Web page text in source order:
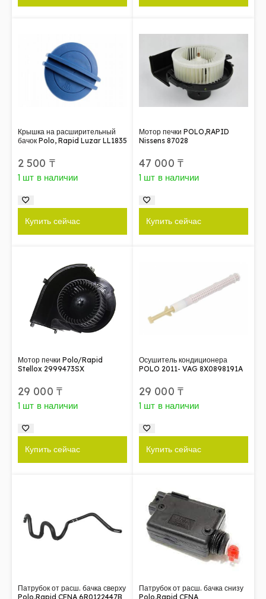
Крышка на расширительный
бачок Polo, Rapid Luzar LL1835
2 500 ₸
1 шт в наличии
Купить сейчас
Мотор печки POLO,RAPID
Nissens 87028
47 000 ₸
1 шт в наличии
Купить сейчас
Мотор печки Polo/Rapid
Stellox 2999473SX
29 000 ₸
1 шт в наличии
Купить сейчас
Осушитель кондиционера
POLO 2011- VAG 8X0898191A
29 000 ₸
1 шт в наличии
Купить сейчас
Патрубок от расш. бачка сверху
Polo,Rapid CFNA 6R0122447B
Патрубок от расш. бачка снизу
Polo,Rapid CFNA